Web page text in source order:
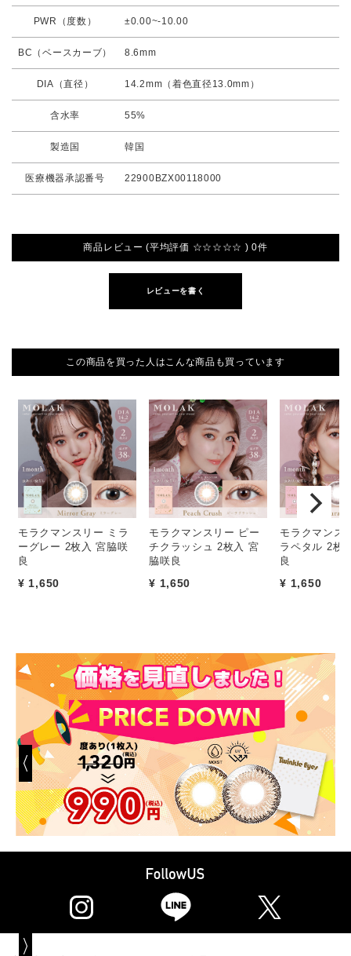
PWR（度数） ±0.00~-10.00
BC（ベースカーブ） 8.6mm
DIA（直径） 14.2mm（着色直径13.0mm）
含水率 55%
製造国 韓国
医療機器承認番号 22900BZX00118000
商品レビュー (平均評価 ☆☆☆☆☆ ) 0件
レビューを書く
この商品を買った人はこんな商品も買っています
モラクマンスリー ミラ
ーグレー 2枚入 宮脇咲
良
¥ 1,650
モラクマンスリー ピー
チクラッシュ 2枚入 宮
脇咲良
¥ 1,650
モラクマンス
ラペタル 2枚
良
¥ 1,650